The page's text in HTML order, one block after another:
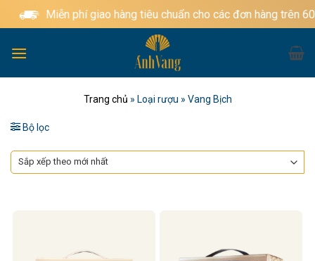
qua
dung
Miễn phí giao hàng tiêu chuẩn cho các đơn hàng trên
Trang chủ » Loại rượu » Vang Bịch
Bộ lọc